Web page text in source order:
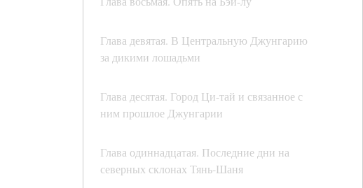
Глава девятая. В Центральную Джунгарию
за дикими лошадьми
Глава десятая. Город Ци-тай и связанное с
ним прошлое Джунгарии
Глава одиннадцатая. Последние дни на
северных склонах Тянь-Шаня